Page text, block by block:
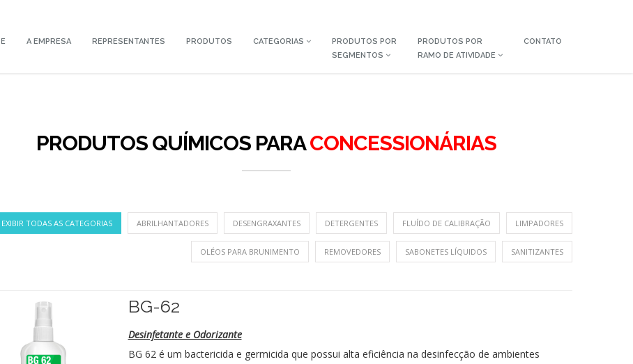
A EMPRESA REPRESENTANTES PRODUTOS CATEGORIAS
PRODUTOS POR
SEGMENTOS
PRODUTOS POR
RAMO DE ATIVIDADE
CONTATO
PRODUTOS QUÍMICOS PARACONCESSIONÁRIAS
EXIBIR TODAS AS CATEGORIAS ABRILHANTADORES DESENGRAXANTES DETERGENTES FLUÍDO DE CALIBRAÇÃO LIMPADORES
OLÉOS PARA BRUNIMENTO REMOVEDORES SABONETES LÍQUIDOS SANITIZANTES
BG-62
Desinfetante e Odorizante
BG 62 é um bactericida e germicida que possui alta eficiência na desinfecção de ambientes